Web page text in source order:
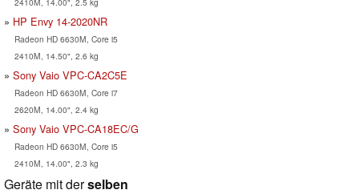
HP Envy 14-2020NR
Radeon HD 6630M, Core i5
2410M, 14.50", 2.6 kg
Sony Vaio VPC-CA2C5E
Radeon HD 6630M, Core i7
2620M, 14.00", 2.4 kg
Sony Vaio VPC-CA18EC/G
Radeon HD 6630M, Core i5
2410M, 14.00", 2.3 kg
Geräte mit derselben